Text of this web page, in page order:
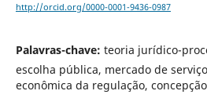
http://orcid.org/0000-0001-9436-0987
Palavras-chave: teoria jurídico-
escolha pública, mercado de
econômica da regulação,